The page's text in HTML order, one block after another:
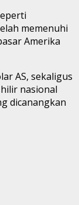
memenuhi
Amerika
AS, sekaligus
nasional
dicanangkan